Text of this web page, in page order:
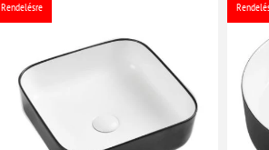
Rendelésre